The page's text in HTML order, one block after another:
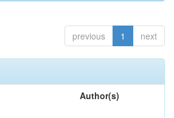
previous 1 next
Author(s)